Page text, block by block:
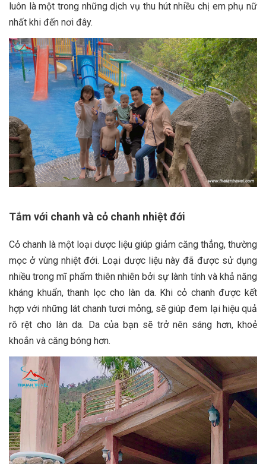
luôn là một trong những dịch vụ thu hút nhiều chị em phụ nữ
nhất khi đến nơi đây.
Tắm với chanh và cỏ chanh nhiệt đới
Cỏ chanh là một loại dược liệu giúp giảm căng thẳng, thường
mọc ở vùng nhiệt đới. Loại dược liệu này đã được sử dụng
nhiều trong mĩ phẩm thiên nhiên bởi sự lành tính và khả năng
kháng khuẩn, thanh lọc cho làn da. Khi cỏ chanh được kết
hợp với những lát chanh tươi mỏng, sẽ giúp đem lại hiệu quả
rõ rệt cho làn da. Da của bạn sẽ trở nên sáng hơn, khoẻ
khoắn và căng bóng hơn.